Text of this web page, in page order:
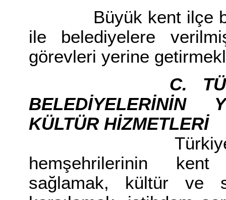
Büyük kent ilçe
ile belediyelere
görevleri yerine
C.
BELEDİYELERİNİN
KÜLTÜR HİZMETLERİ
Türkiye'de
hemşehrilerinin kent
sağlamak, kültür ve